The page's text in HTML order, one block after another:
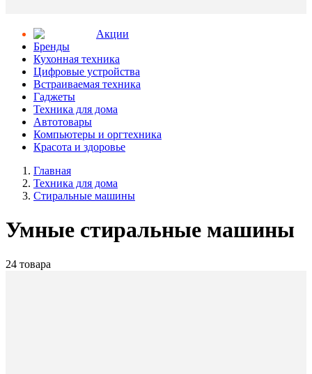
Aкции
Бренды
Кухонная техника
Цифровые устройства
Встраиваемая техника
Гаджеты
Техника для дома
Автотовары
Компьютеры и оргтехника
Красота и здоровье
Главная
Техника для дома
Стиральные машины
Умные стиральные машины
24 товара